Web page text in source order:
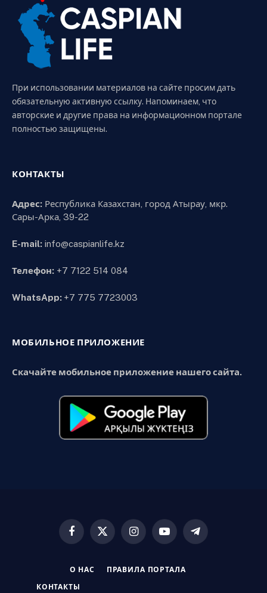
При использовании материалов на сайте просим дать
обязательную активную ссылку. Напоминаем, что
авторские и другие права на информационном портале
полностью защищены.
КОНТАКТЫ
Адрес: Республика Казахстан, город Атырау, мкр.
Сары-Арка, 39-22
E-mail: info@caspianlife.kz
Телефон: +7 7122 514 084
WhatsApp: +7 775 7723003
МОБИЛЬНОЕ ПРИЛОЖЕНИЕ
Скачайте мобильное приложение нашего сайта.
Facebook
X
InstagramYouTubeTelegram
О НАС ПРАВИЛА ПОРТАЛА
КОНТАКТЫ